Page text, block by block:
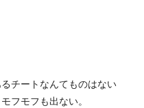
チートなんてものはない
フモフも出ない。